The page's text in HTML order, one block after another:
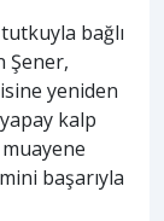
bağlı
Şener,
yeniden
yapay kalp
başarıyla